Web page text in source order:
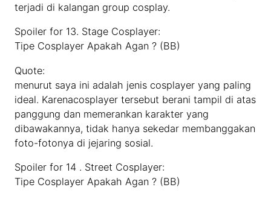
terjadi di kalangan group cosplay.
Spoiler for 13. Stage Cosplayer:
Tipe Cosplayer Apakah Agan ? (BB)
Quote:
menurut saya ini adalah jenis cosplayer yang paling
ideal. Karenacosplayer tersebut berani tampil di atas
panggung dan memerankan karakter yang
dibawakannya, tidak hanya sekedar membanggakan
foto-fotonya di jejaring sosial.
Spoiler for 14 . Street Cosplayer:
Tipe Cosplayer Apakah Agan ? (BB)